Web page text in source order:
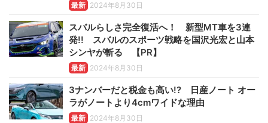
最新 2024年8月30日
スバルらしさ完全復活へ！ 新型MT車を3連
発!! スバルのスポーツ戦略を国沢光宏と山本
シンヤが斬る 【PR】
最新 2024年8月30日
3ナンバーだと税金も高い!? 日産ノート オー
ラがノートより4cmワイドな理由
最新 2024年8月30日